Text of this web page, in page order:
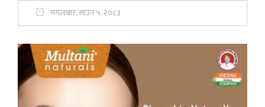
मंगलबार, साउन ५, २०८३